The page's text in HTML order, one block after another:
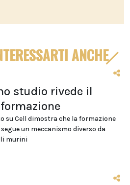
ANCHE
studio rivede il
su Cell dimostra che la formazione
un meccanismo diverso da
murini